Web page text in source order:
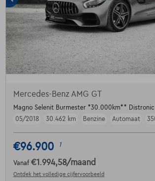
Mercedes-Benz AMG GT
Magno Selenit Burmester *30.000km** Distronic
05/2018
30.462 km Benzine Automaat
€96.900 1
Vanaf €1.994,58/maand
Ontdek het volledige cijfervoorbeeld